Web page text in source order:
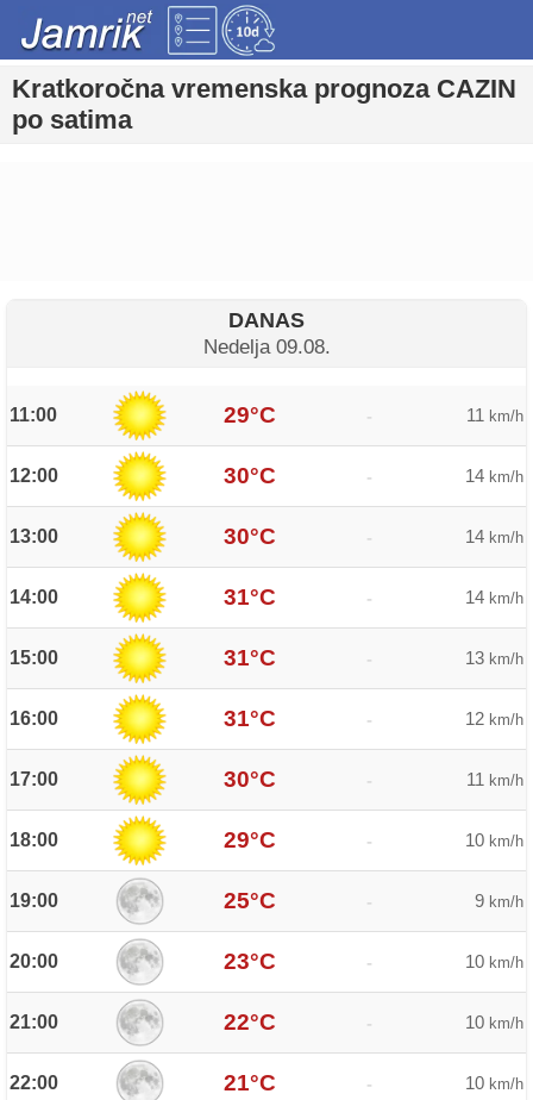
Kratkoročna vremenska prognoza CAZIN
po satima
DANAS
Nedelja 09.08.
11:00 29°C - 11 km/h
12:00 30°C - 14 km/h
13:00 30°C - 14 km/h
14:00 31°C - 14 km/h
15:00 31°C - 13 km/h
16:00 31°C - 12 km/h
17:00 30°C - 11 km/h
18:00 29°C - 10 km/h
19:00 25°C - 9 km/h
20:00 23°C - 10 km/h
21:00 22°C - 10 km/h
22:00 21°C - 10 km/h